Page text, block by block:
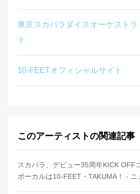
東京スカパラダイスオーケストラ
ト
10-FEETオフィシャルサイト
このアーティストの関連記事
スカパラ、デビュー35周年KICK OFF
ボーカルは10-FEET・TAKUMA！ - ニ